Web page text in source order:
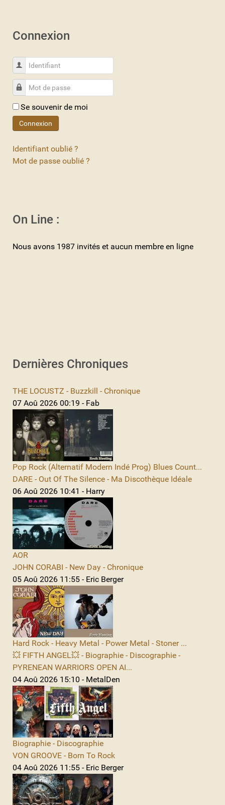
Connexion
Identifiant
Mot de passe
Se souvenir de moi
Connexion
Identifiant oublié ?
Mot de passe oublié ?
On Line :
Nous avons 1987 invités et aucun membre en ligne
Dernières Chroniques
THE LOCUSTZ - Buzzkill - Chronique
07 Aoû 2026 00:19 - Fab
Pop Rock (Alternatif Modern Indé Prog) Blues Count...
DARE - Out Of The Silence - Ma Discothèque Idéale
06 Aoû 2026 10:41 - Harry
AOR
JOHN CORABI - New Day - Chronique
05 Aoû 2026 11:55 - Eric Berger
Hard Rock - Heavy Metal - Power Metal - Stoner ...
💥 FIFTH ANGEL💥 - Biographie - Discographie -
PYRENEAN WARRIORS OPEN AI...
04 Aoû 2026 15:10 - MetalDen
Biographie - Discographie
VON GROOVE - Born To Rock
04 Aoû 2026 11:55 - Eric Berger